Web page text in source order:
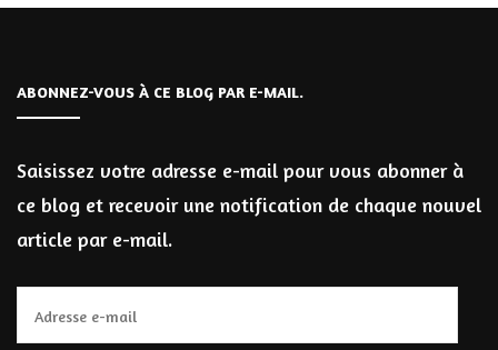
ABONNEZ-VOUS À CE BLOG PAR E-MAIL.
Saisissez votre adresse e-mail pour vous abonner à
ce blog et recevoir une notification de chaque nouvel
article par e-mail.
e-